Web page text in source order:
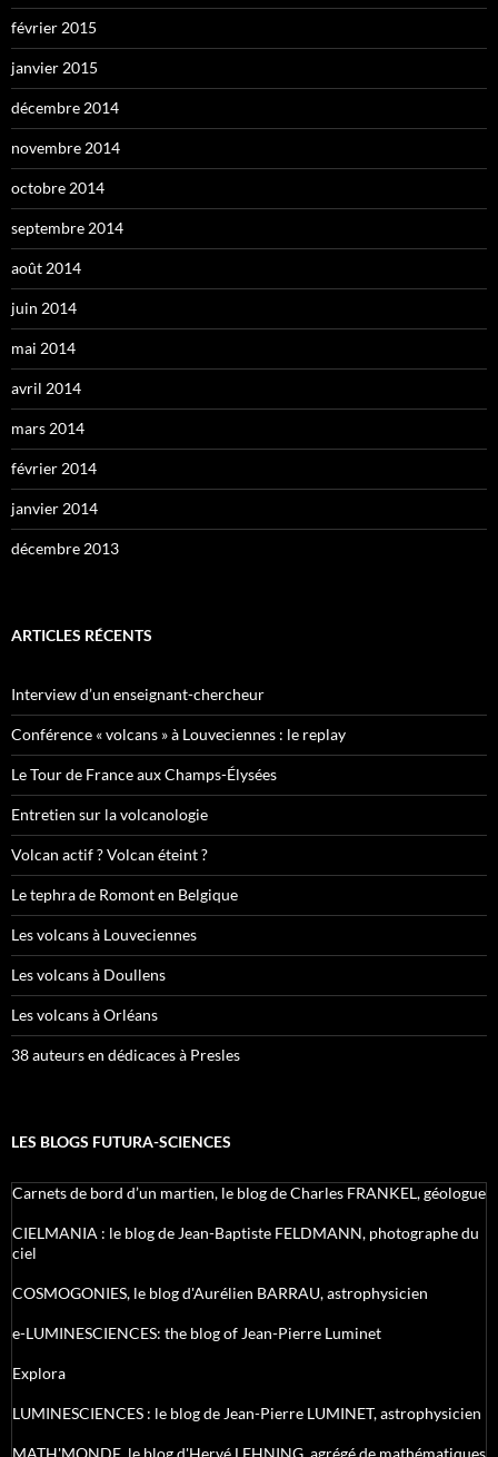
février 2015
janvier 2015
décembre 2014
novembre 2014
octobre 2014
septembre 2014
août 2014
juin 2014
mai 2014
avril 2014
mars 2014
février 2014
janvier 2014
décembre 2013
ARTICLES RÉCENTS
Interview d’un enseignant-chercheur
Conférence « volcans » à Louveciennes : le replay
Le Tour de France aux Champs-Élysées
Entretien sur la volcanologie
Volcan actif ? Volcan éteint ?
Le tephra de Romont en Belgique
Les volcans à Louveciennes
Les volcans à Doullens
Les volcans à Orléans
38 auteurs en dédicaces à Presles
LES BLOGS FUTURA-SCIENCES
Carnets de bord d’un martien, le blog de Charles FRANKEL, géologue
CIELMANIA : le blog de Jean-Baptiste FELDMANN, photographe du
ciel
COSMOGONIES, le blog d'Aurélien BARRAU, astrophysicien
e-LUMINESCIENCES: the blog of Jean-Pierre Luminet
Explora
LUMINESCIENCES : le blog de Jean-Pierre LUMINET, astrophysicien
MATH'MONDE, le blog d'Hervé LEHNING, agrégé de mathématiques